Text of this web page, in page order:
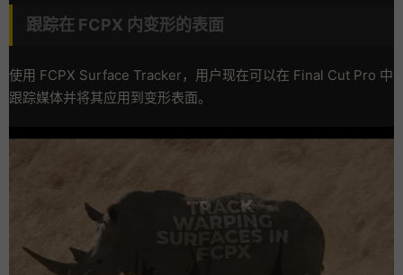
跟踪在 FCPX 内变形的表面
使用 FCPX Surface Tracker，用户现在可以在 Final Cut Pro 中
跟踪媒体并将其应用到变形表面。